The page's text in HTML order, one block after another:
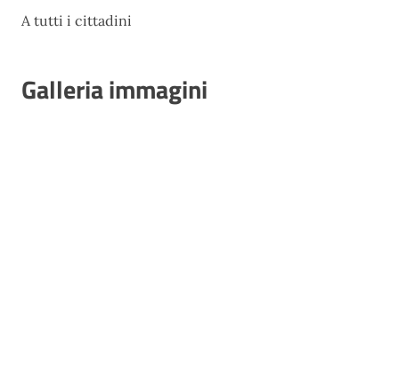
A tutti i cittadini
Galleria immagini